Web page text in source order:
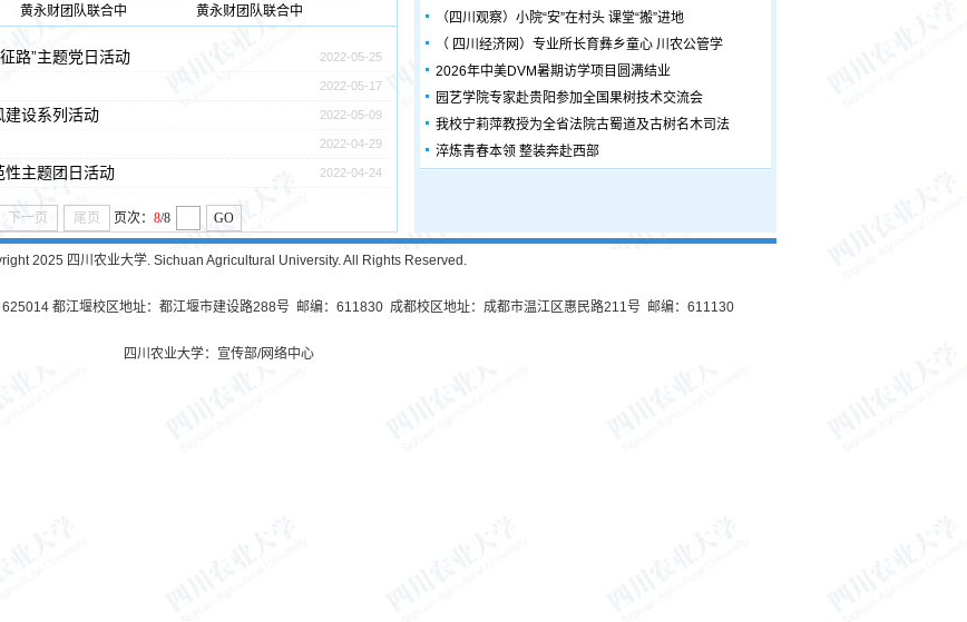
黄永财团队联合中 黄永财团队联合中
2022-05-25
路”主题党日活动
2022-05-17
2022-05-09
建设系列活动
2022-04-29
2022-04-24
性主题团日活动
下一页 尾页 页次： 8/8 GO
（四川观察）小院“安”在村头 课堂“搬”进地
（ 四川经济网）专业所长育彝乡童心 川农公管学
2026年中美DVM暑期访学项目圆满结业
园艺学院专家赴贵阳参加全国果树技术交流会
我校宁莉萍教授为全省法院古蜀道及古树名木司法
淬炼青春本领 整装奔赴西部
2025 四川农业大学. Sichuan Agricultural University. All Rights Reserved.
都江堰校区地址：都江堰市建设路288号 邮编：611830 成都校区地址：成都市温江区惠民路211号 邮编：611130
四川农业大学：宣传部/网络中心